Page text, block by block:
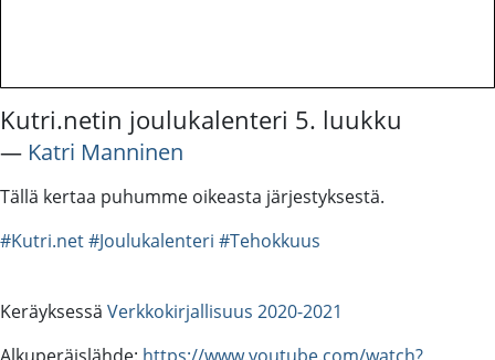
Kutri.netin joulukalenteri 5. luukku
― Katri Manninen
Tällä kertaa puhumme oikeasta järjestyksestä.
#Kutri.net#Joulukalenteri #Tehokkuus
Keräyksessä Verkkokirjallisuus 2020-2021